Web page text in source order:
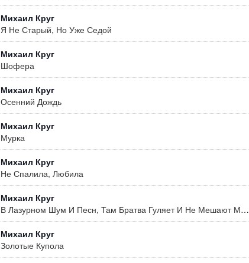
Михаил Круг
Я Не Старый, Но Уже Седой
Михаил Круг
Шофера
Михаил Круг
Осенний Дождь
Михаил Круг
Мурка
Михаил Круг
Не Спалила, Любила
Михаил Круг
В Лазурном Шум И Песн, Там Братва Гуляет И Не Мешают Мусора
Михаил Круг
Золотые Купола